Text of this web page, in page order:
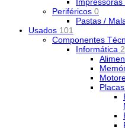
Periféricos 0
Pastas /
Usados 101
Componentes
Informática